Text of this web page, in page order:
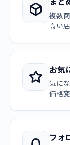
複数
高い
お気
気に
価格
フォ